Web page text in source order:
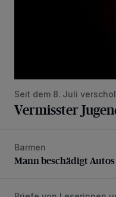
Seit dem 8. Juli
Vermisster
Mann beschädigt Autos
Barmen
Mann beschädigt